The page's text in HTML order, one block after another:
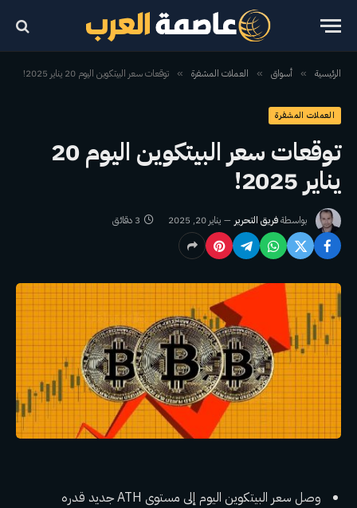
الرئيسية » أسواق » العملات المشفرة » توقعات سعر البيتكوين اليوم 20 يناير 2025!
العملات المشفرة
توقعات سعر البيتكوين اليوم 20
يناير 2025!
بواسطةفريق التحرير يناير 20, 2025 3 دقائق
وصل سعر البيتكوين اليوم إلى مستوى ATH جديد قدره